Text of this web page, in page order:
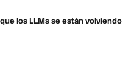
los LLMs se están volviendo